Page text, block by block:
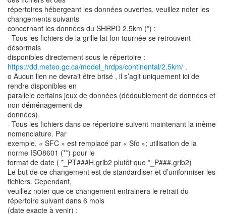
répertoires hébergeant les données ouvertes, veuillez noter les
changements suivants
concernant les données du SHRPD 2.5km (*) :
· Tous les fichiers de la grille lat-lon tournée se retrouvent
désormais
https://dd.meteo.gc.ca/model_hrdps/continental/2.5km/ .
o Aucun lien ne devrait être brisé , il s’agit uniquement ici de
rendre disponibles en
parallèle certains jeux de données (dédoublement de données et
non déménagement de
données).
· Tous les fichiers dans ce répertoire suivent maintenant la même
nomenclature. Par
exemple, « SFC » est remplacé par « Sfc »; utilisation de la
norme ISO8601 (**) pour le
format de date ( *_PT###H.grib2 plutôt que *_P###.grib2)
Le but de ce changement est de standardiser et d’uniformiser les
fichiers. Cependant,
veuillez noter que ce changement entrainera le retrait du
répertoire suivant dans 6 mois